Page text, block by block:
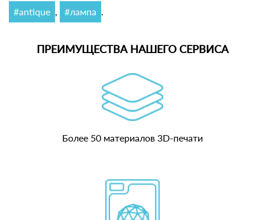
#antique , #лампа .
ПРЕИМУЩЕСТВА НАШЕГО СЕРВИСА
Более 50 материалов 3D-печати